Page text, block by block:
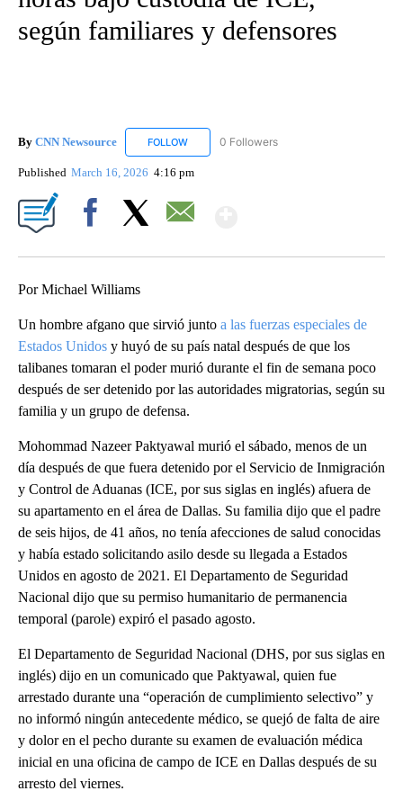
según familiares y defensores
By CNN Newsource FOLLOW FOLLOW "CNN NEWSOURCE" TO RECEIVE
0 Followers
Published March 16, 2026 4:16 pm
Por Michael Williams
Un hombre afgano que sirvió junto a las fuerzas especiales de
Estados Unidos y huyó de su país natal después de que los
talibanes tomaran el poder murió durante el fin de semana poco
después de ser detenido por las autoridades migratorias, según su
familia y un grupo de defensa.
Mohommad Nazeer Paktyawal murió el sábado, menos de un
día después de que fuera detenido por el Servicio de Inmigración
y Control de Aduanas (ICE, por sus siglas en inglés) afuera de
su apartamento en el área de Dallas. Su familia dijo que el padre
de seis hijos, de 41 años, no tenía afecciones de salud conocidas
y había estado solicitando asilo desde su llegada a Estados
Unidos en agosto de 2021. El Departamento de Seguridad
Nacional dijo que su permiso humanitario de permanencia
temporal (parole) expiró el pasado agosto.
El Departamento de Seguridad Nacional (DHS, por sus siglas en
inglés) dijo en un comunicado que Paktyawal, quien fue
arrestado durante una “operación de cumplimiento selectivo” y
no informó ningún antecedente médico, se quejó de falta de aire
y dolor en el pecho durante su examen de evaluación médica
inicial en una oficina de campo de ICE en Dallas después de su
arresto del viernes.